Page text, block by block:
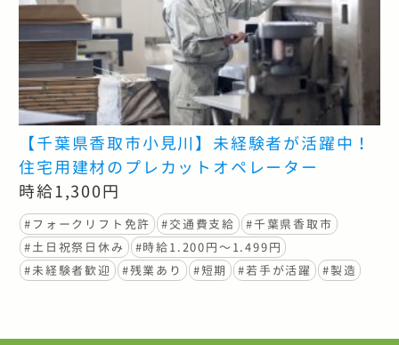
【千葉県香取市小見川】未経験者が活躍中！
住宅用建材のプレカットオペレーター
時給1,300円
#フォークリフト免許 #交通費支給
#千葉県香取市
#土日祝祭日休み
#時給1.200円〜1.499円
#未経験者歓迎
#残業あり #短期 #若手が活躍 #製造